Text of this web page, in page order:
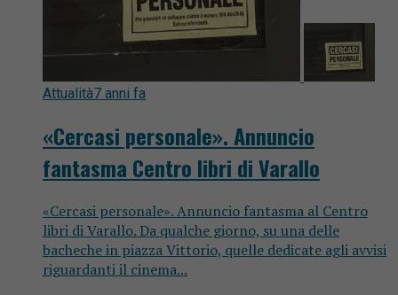
Attualità7 anni fa
«Cercasi personale». Annuncio
fantasma Centro libri di Varallo
«Cercasi personale». Annuncio fantasma al Centro
libri di Varallo. Da qualche giorno, su una delle
bacheche in piazza Vittorio, quelle dedicate agli avvisi
riguardanti il cinema...